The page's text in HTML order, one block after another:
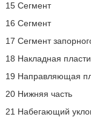
15 Сегмент
16 Сегмент
17 Сегмент
18 Накладная
19 Направляющая
20 Нижняя часть
21 Набегающий